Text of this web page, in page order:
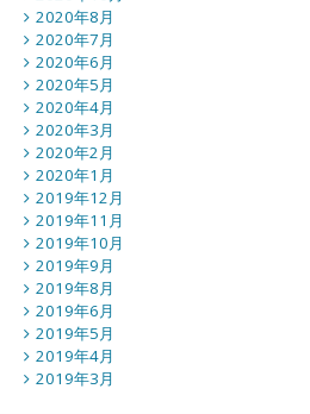
2020年8月
2020年7月
2020年6月
2020年5月
2020年4月
2020年3月
2020年2月
2020年1月
2019年12月
2019年11月
2019年10月
2019年9月
2019年8月
2019年6月
2019年5月
2019年4月
2019年3月